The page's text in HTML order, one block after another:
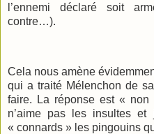
l’ennemi déclaré soit
contre…).
Cela nous amène
qui a traité Mélenchon de
faire. La réponse est «
n’aime pas les insultes
« connards » les pingouins